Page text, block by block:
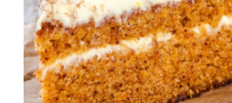
FRANGO
FRUTOS DO MAR